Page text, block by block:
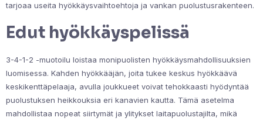
tarjoaa useita hyökkäysvaihtoehtoja ja vankan puolustusrakenteen.
Edut hyökkäyspelissä
3-4-1-2 -muotoilu loistaa monipuolisten hyökkäysmahdollisuuksien
luomisessa. Kahden hyökkääjän, joita tukee keskus hyökkäävä
keskikenttäpelaaja, avulla joukkueet voivat tehokkaasti hyödyntää
puolustuksen heikkouksia eri kanavien kautta. Tämä asetelma
mahdollistaa nopeat siirtymät ja ylitykset laitapuolustajilta, mikä